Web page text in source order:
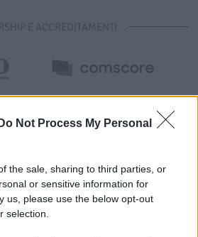
Do Not Process My Personal
the sale, sharing to third parties, or
or sensitive information for
us, please use the below opt-out
selection.
E ACCREDITAMENTI
- P.IVA 04827280654 - Testata
Di Nocera Inferiore N. 8/2020 - RG N.